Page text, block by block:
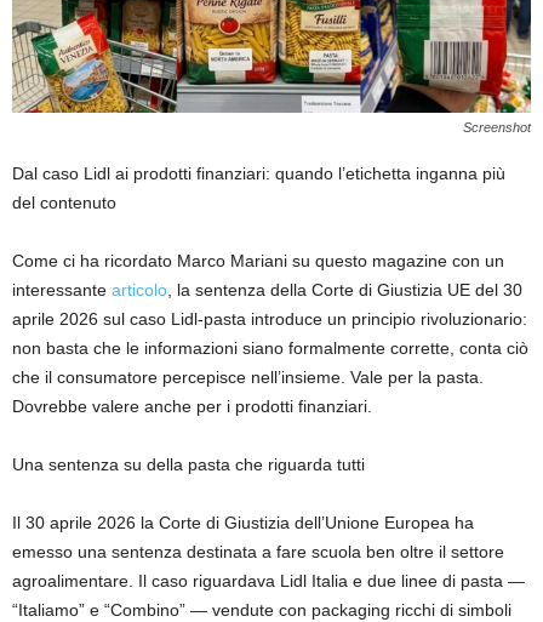
Screenshot
Dal caso Lidl ai prodotti finanziari: quando l’etichetta inganna più
del contenuto
Come ci ha ricordato Marco Mariani su questo magazine con un
interessante articolo , la sentenza della Corte di Giustizia UE del 30
aprile 2026 sul caso Lidl-pasta introduce un principio rivoluzionario:
non basta che le informazioni siano formalmente corrette, conta ciò
che il consumatore percepisce nell’insieme. Vale per la pasta.
Dovrebbe valere anche per i prodotti finanziari.
Una sentenza su della pasta che riguarda tutti
Il 30 aprile 2026 la Corte di Giustizia dell’Unione Europea ha
emesso una sentenza destinata a fare scuola ben oltre il settore
agroalimentare. Il caso riguardava Lidl Italia e due linee di pasta —
“Italiamo” e “Combino” — vendute con packaging ricchi di simboli